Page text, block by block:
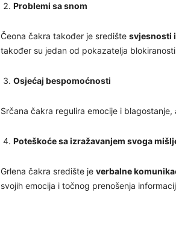
Problemi sa snom
Čeona čakra također je središte svjesnosti
također su jedan od pokazatelja
Osjećaj bespomoćnosti
Srčana čakra regulira emocije i
Poteškoće sa izražavanjem svoga
Grlena čakra središte je verbalne
svojih emocija i točnog prenošenja